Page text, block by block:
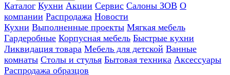
Каталог Кухни Акции Сервис Салоны ЗОВ О
компании Распродажа Новости
Кухни Выполненные проекты Мягкая мебель
Гардеробные Корпусная мебель Быстрые кухни
Ликвидация товара Мебель для детской Ванные
комнаты Столы и стулья Бытовая техника Аксессуары
Распродажа образцов